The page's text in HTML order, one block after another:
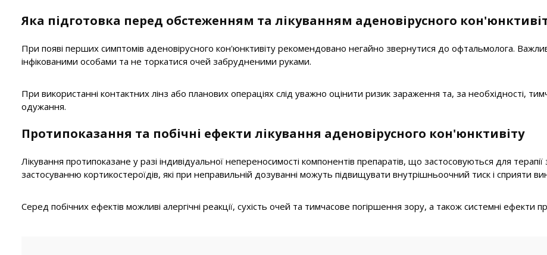
Яка підготовка перед обстеженням та лікуванням аденовірусного
При появі перших симптомів аденовірусного кон'юнктивіту рекомендовано негайно звернутися до офтальмолога.
інфікованими особами та не торкатися очей забрудненими руками.
При використанні контактних лінз або планових операціях слід уважно оцінити ризик зараження та, за необхідності,
одужання.
Протипоказання та побічні ефекти лікування аденовірусного кон'юнктивіту
Лікування протипоказане у разі індивідуальної непереносимості компонентів препаратів, що застосовуються для
застосуванню кортикостероїдів, які при неправильній дозуванні можуть підвищувати внутрішньоочний тиск і сприяти
Серед побічних ефектів можливі алергічні реакції, сухість очей та тимчасове погіршення зору, а також системні ефекти